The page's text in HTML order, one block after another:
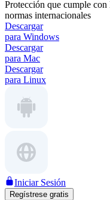
Protección que cumple con
normas internacionales
Descargar
para Windows
Descargar
para Mac
Descargar
para Linux
Iniciar Sesión
Regístrese gratis